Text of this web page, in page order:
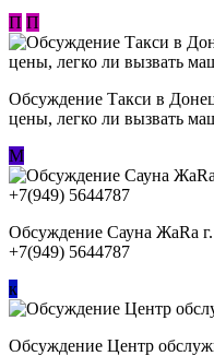
П П
Обсуждение ​Такси в
цены, легко ли вызвать
М
Обсуждение Сауна ЖаRa
+7(949) 5644787
к
Обсуждение Центр